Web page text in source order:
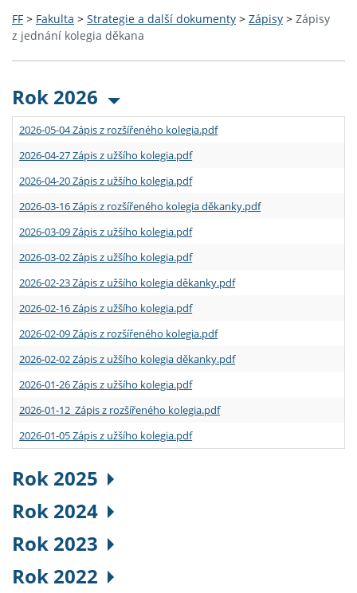
FF > Fakulta > Strategie a další dokumenty > Zápisy > Zápisy
z jednání kolegia děkana
Rok 2026
2026-05-04 Zápis z rozšířeného kolegia.pdf
2026-04-27 Zápis z užšího kolegia.pdf
2026-04-20 Zápis z užšího kolegia.pdf
2026-03-16 Zápis z rozšířeného kolegia děkanky.pdf
2026-03-09 Zápis z užšího kolegia.pdf
2026-03-02 Zápis z užšího kolegia.pdf
2026-02-23 Zápis z užšího kolegia děkanky.pdf
2026-02-16 Zápis z užšího kolegia.pdf
2026-02-09 Zápis z rozšířeného kolegia.pdf
2026-02-02 Zápis z užšího kolegia děkanky.pdf
2026-01-26 Zápis z užšího kolegia.pdf
2026-01-12 Zápis z rozšířeného kolegia.pdf
2026-01-05 Zápis z užšího kolegia.pdf
Rok 2025
Rok 2024
Rok 2023
Rok 2022